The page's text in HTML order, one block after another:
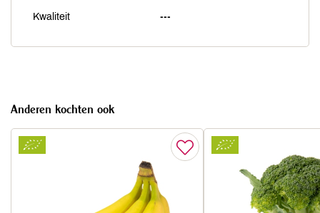
Kwaliteit ---
Anderen kochten ook